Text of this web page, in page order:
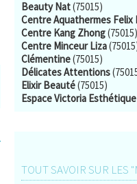
Beauty Nat(75015)
Centre Aquathermes Felix
Centre Kang Zhong(75015)
Centre Minceur Liza
Clémentine(75015)
Délicates Attentions
Elixir Beauté(75015)
Espace Victoria Esthétique
TOUT SAVOIR SUR LES